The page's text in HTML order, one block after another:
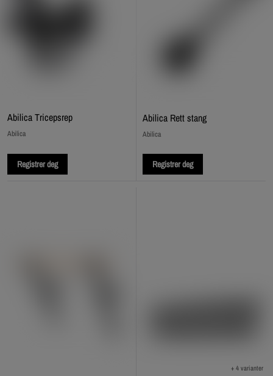
Abilica Tricepsrep
Abilica
Registrer deg
Abilica Rett stang
Abilica
Registrer deg
+ 4 varianter